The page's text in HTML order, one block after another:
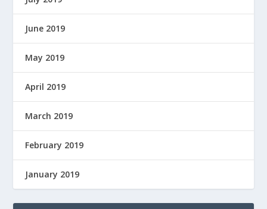
June 2019
May 2019
April 2019
March 2019
February 2019
January 2019